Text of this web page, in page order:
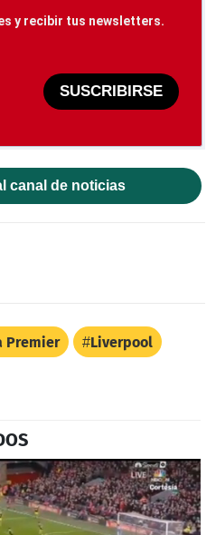
y recibir tus newsletters.
SUSCRIBIRSE
canal de noticias
Premier Liverpool